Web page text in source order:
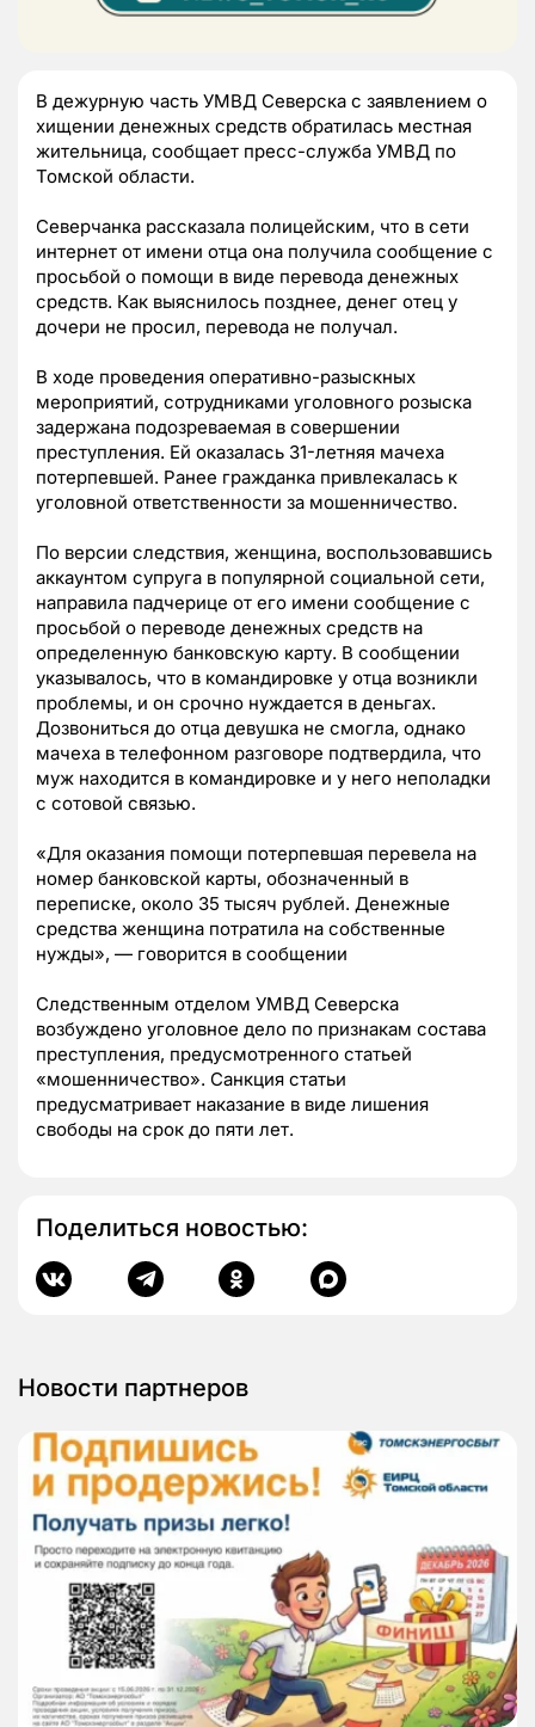
В дежурную часть УМВД Северска с заявлением о
хищении денежных средств обратилась местная
жительница, сообщает пресс-служба УМВД по
Томской области.
Северчанка рассказала полицейским, что в сети
интернет от имени отца она получила сообщение с
просьбой о помощи в виде перевода денежных
средств. Как выяснилось позднее, денег отец у
дочери не просил, перевода не получал.
В ходе проведения оперативно-разыскных
мероприятий, сотрудниками уголовного розыска
задержана подозреваемая в совершении
преступления. Ей оказалась 31-летняя мачеха
потерпевшей. Ранее гражданка привлекалась к
уголовной ответственности за мошенничество.
По версии следствия, женщина, воспользовавшись
аккаунтом супруга в популярной социальной сети,
направила падчерице от его имени сообщение с
просьбой о переводе денежных средств на
определенную банковскую карту. В сообщении
указывалось, что в командировке у отца возникли
проблемы, и он срочно нуждается в деньгах.
Дозвониться до отца девушка не смогла, однако
мачеха в телефонном разговоре подтвердила, что
муж находится в командировке и у него неполадки
с сотовой связью.
«Для оказания помощи потерпевшая перевела на
номер банковской карты, обозначенный в
переписке, около 35 тысяч рублей. Денежные
средства женщина потратила на собственные
нужды», — говорится в сообщении
Следственным отделом УМВД Северска
возбуждено уголовное дело по признакам состава
преступления, предусмотренного статьей
«мошенничество». Санкция статьи
предусматривает наказание в виде лишения
свободы на срок до пяти лет.
Поделиться новостью:
Новости партнеров